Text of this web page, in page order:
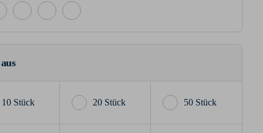
10 Stück 20 Stück 50 Stück